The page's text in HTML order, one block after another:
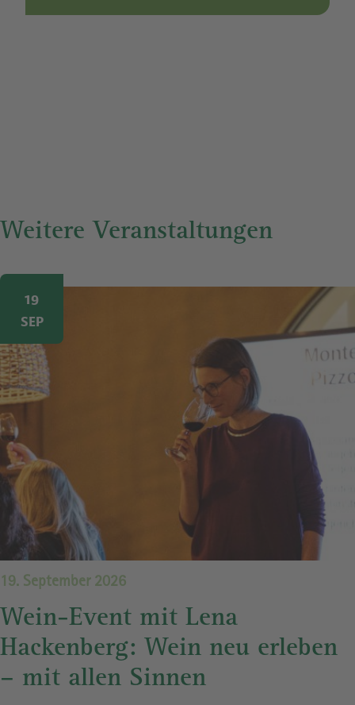
Weitere Veranstaltungen
Image
19. September 2026
Wein-Event mit Lena
Hackenberg: Wein neu erleben
– mit allen Sinnen
19
SEP